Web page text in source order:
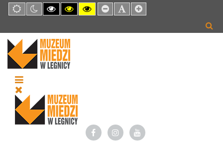
Default
mode
Night
mode
High
Contrast
White
mode
High
Contrast
Yellow
High
Contrast
Black
Set
Smaller
Set
Default
Set
Larger